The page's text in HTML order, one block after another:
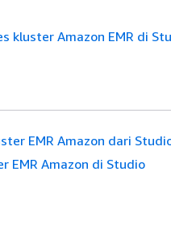
kluster Amazon EMR di
EMR Amazon dari
EMR Amazon di Studio